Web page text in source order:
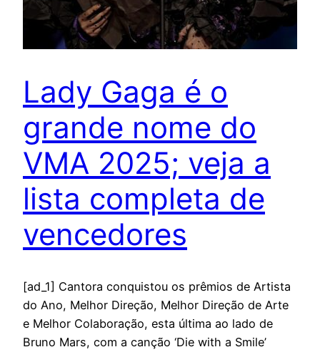
Lady Gaga é o
grande nome do
VMA 2025; veja a
lista completa de
vencedores
[ad_1] Cantora conquistou os prêmios de Artista
do Ano, Melhor Direção, Melhor Direção de Arte
e Melhor Colaboração, esta última ao lado de
Bruno Mars, com a canção ‘Die with a Smile’